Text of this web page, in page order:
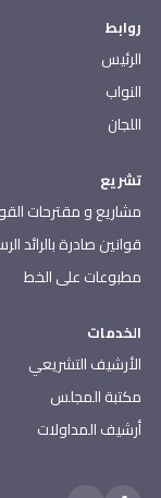
روابط
الرئيس
النواب
اللجان
تشريع
مشاريع و مقترحات
قوانين صادرة بالرائد
مطبوعات على الخط
الخدمات
الأرشيف التشريعي
مكتبة المجلس
أرشيف المداولات